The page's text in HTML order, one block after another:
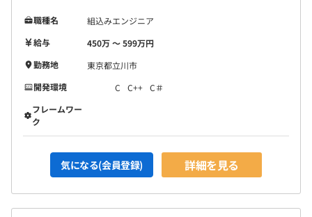
職種名
組込みエンジニア
給与
450万 〜 599万円
勤務地
東京都立川市
開発環境
C C++ C＃
フレームワー
ク
気になる(会員登録) 詳細を見る